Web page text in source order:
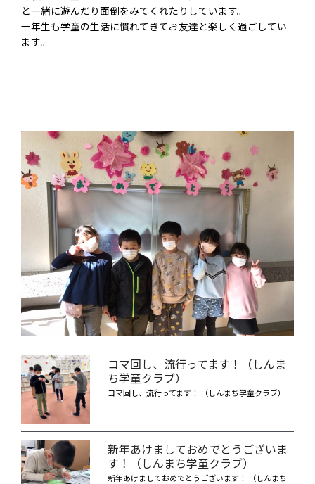
と一緒に遊んだり面倒をみてくれたりしています。
一年生も学童の生活に慣れてきてお友達と楽しく過ごしてい
ます。
コマ回し、流行ってます！（しんま
ち学童クラブ）
コマ回し、流行ってます！ （しんまち学童クラブ） .
新年あけましておめでとうございま
す！（しんまち学童クラブ）
新年あけましておめでとうございます！ （しんまち